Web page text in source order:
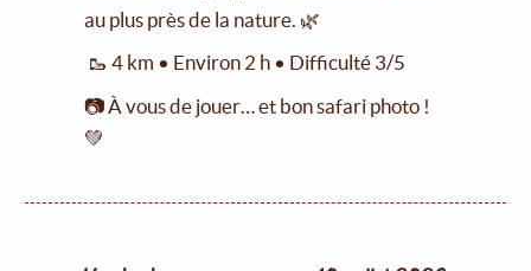
au plus près de la nature. 🌿
🥾 4 km • Environ 2 h • Difficulté 3/5
📷 À vous de jouer… et bon safari photo !
💚